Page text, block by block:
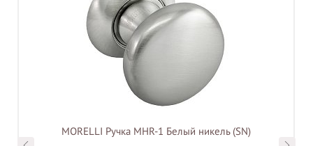
MORELLI Ручка MHR-1 Белый никель (SN)